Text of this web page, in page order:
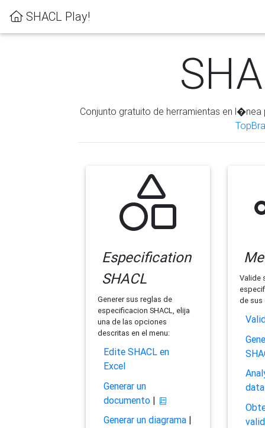
SHACL Play!
Conjunto gratuito de herramientas en
Especification
SHACL
Generer sus reglas de
especificacion SHACL, elija
una de las opciones
descritas en el menu:
Edite SHACL en
Excel
Generar un
documento|
Generar un diagrama|
Valide
de sus